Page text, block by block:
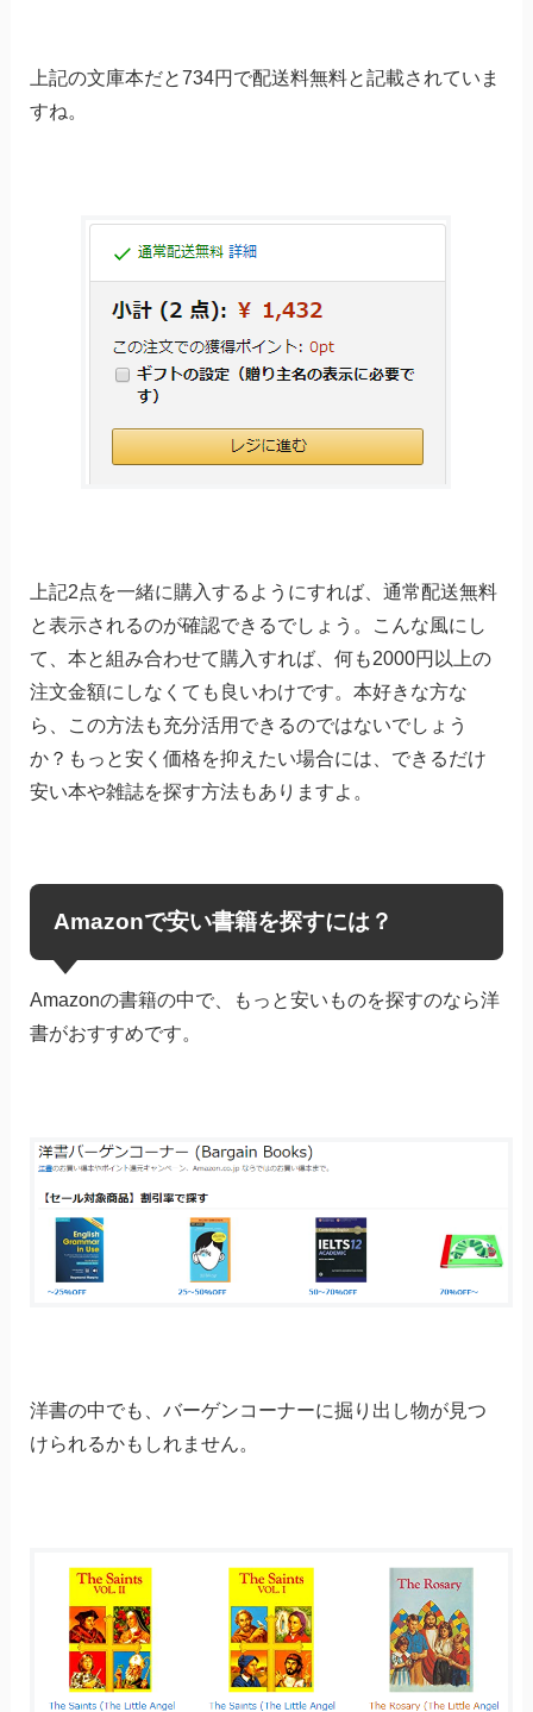
上記の文庫本だと734円で配送料無料と記載されていま
すね。
上記2点を一緒に購入するようにすれば、通常配送無料
と表示されるのが確認できるでしょう。こんな風にし
て、本と組み合わせて購入すれば、何も2000円以上の
注文金額にしなくても良いわけです。本好きな方な
ら、この方法も充分活用できるのではないでしょう
か？もっと安く価格を抑えたい場合には、できるだけ
安い本や雑誌を探す方法もありますよ。
Amazonで安い書籍を探すには？
Amazonの書籍の中で、もっと安いものを探すのなら洋
書がおすすめです。
洋書の中でも、バーゲンコーナーに掘り出し物が見つ
けられるかもしれません。